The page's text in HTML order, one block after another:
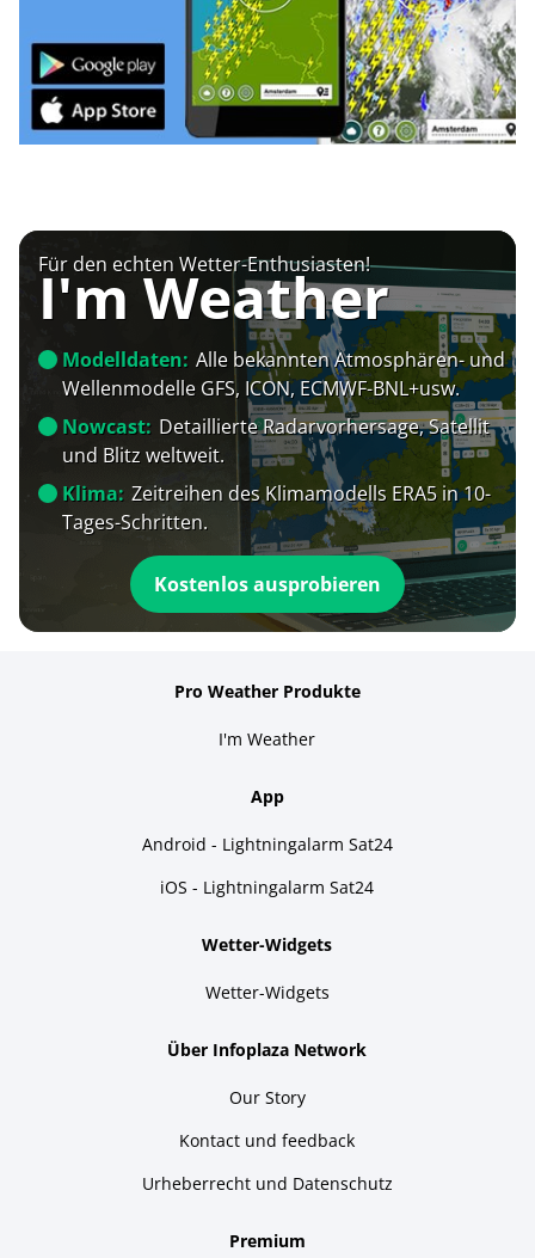
Für den echten Wetter-Enthusiasten!
I'm Weather
Modelldaten: Alle bekannten Atmosphären- und
Wellenmodelle GFS, ICON, ECMWF-BNL+usw.
Nowcast: Detaillierte Radarvorhersage, Satellit
und Blitz weltweit.
Klima: Zeitreihen des Klimamodells ERA5 in 10-
Tages-Schritten.
Kostenlos ausprobieren
Pro Weather Produkte
I'm Weather
App
Android - Lightningalarm Sat24
iOS - Lightningalarm Sat24
Wetter-Widgets
Wetter-Widgets
Über Infoplaza Network
Our Story
Kontact und feedback
Urheberrecht und Datenschutz
Premium